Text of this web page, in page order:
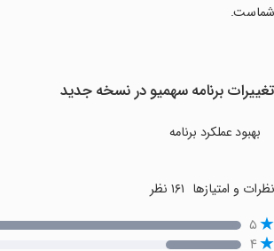
شماست.
تغییرات برنامه سهمیو در نسخه جدید
بهبود عملکرد برنامه
نظرات و امتیازها
۵
۴